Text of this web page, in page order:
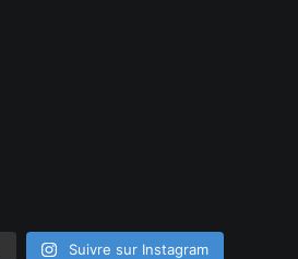
Suivre sur Instagram